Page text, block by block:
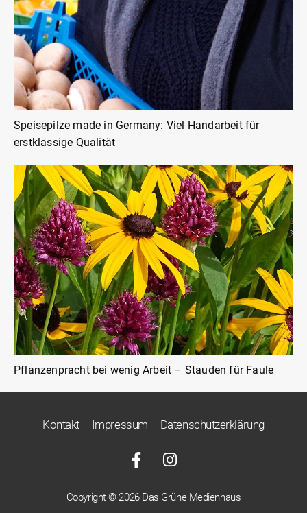
Speisepilze made in Germany: Viel Handarbeit für
erstklassige Qualität
Pflanzenpracht bei wenig Arbeit – Stauden für Faule
Kontakt Impressum Datenschutzerklärung
Copyright © 2026 Das Grüne Medienhaus